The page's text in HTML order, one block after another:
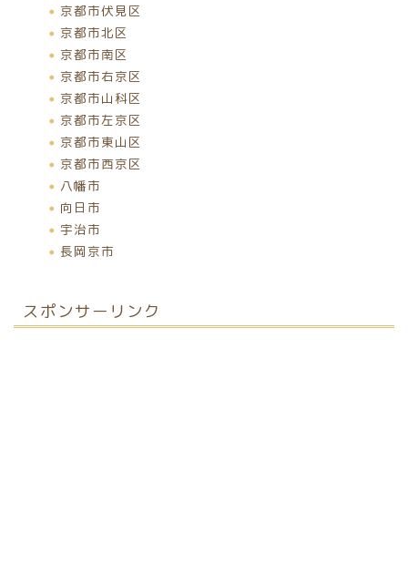
京都市伏見区
京都市北区
京都市南区
京都市右京区
京都市山科区
京都市左京区
京都市東山区
京都市西京区
八幡市
向日市
宇治市
長岡京市
スポンサーリンク